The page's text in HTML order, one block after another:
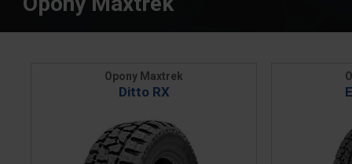
Opony Maxtrek
Ditto RX